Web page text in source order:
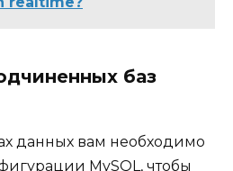
баз
данных вам необходимо
MySQL, чтобы